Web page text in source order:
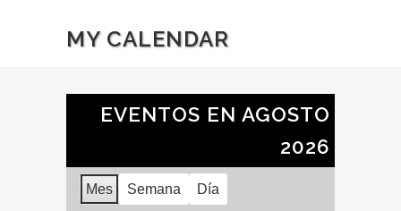
MY CALENDAR
EVENTOS EN AGOSTO
2026
Mes Semana Día